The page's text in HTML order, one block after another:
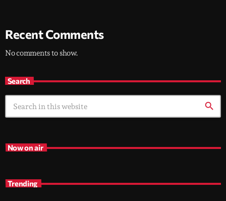
Recent Comments
No comments to show.
Search
search
Now on air
Trending